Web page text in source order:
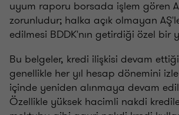
uyum raporu borsada işlem gören
zorunludur; halka açık olmayan
edilmesi BDDK'nın getirdiği özel bir
Bu belgeler, kredi ilişkisi devam
genellikle her yıl hesap dönemini
içinde yeniden alınmaya devam
Özellikle yüksek hacimli nakdi